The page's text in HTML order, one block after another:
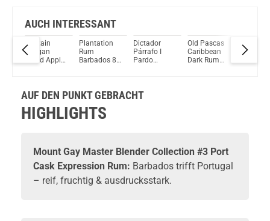
AUCH INTERESSANT
Captain
Morgan
Sliced Apple
Plantation
Rum
Barbados 8
Dictador
Párrafo I
Pardo
700ml
Old Pascas
Caribbean
Dark Rum
Black
AUF DEN PUNKT GEBRACHT
HIGHLIGHTS
Mount Gay Master Blender Collection #3 Port
Cask Expression Rum: Barbados trifft Portugal
– reif, fruchtig & ausdrucksstark.